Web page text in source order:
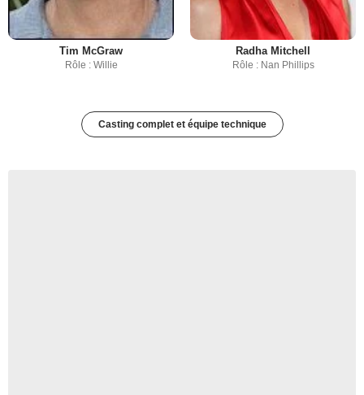
Tim McGraw
Rôle : Willie
Radha Mitchell
Rôle : Nan Phillips
Casting complet et équipe technique